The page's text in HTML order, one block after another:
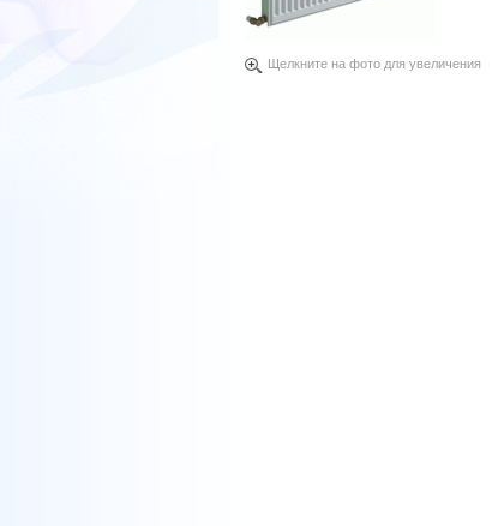
Щелкните на фото для увеличения